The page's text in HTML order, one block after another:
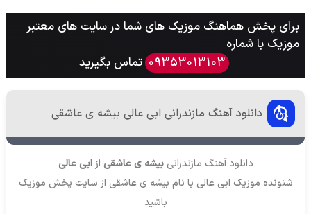
برای پخش هماهنگ موزیک های شما در سایت های معتبر
موزیک با شماره
09353013103 تماس بگیرید
دانلود آهنگ مازندرانی ابی عالی بیشه ی عاشقی
دانلود آهنگ مازندرانی بیشه ی عاشقی ازابی عالی
شنونده موزیک ابی عالی با نام بیشه ی عاشقی از سایت پخش موزیک
باشید